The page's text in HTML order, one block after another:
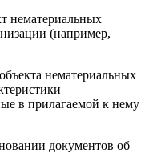
нематериальных
(например,
нематериальных
в прилагаемой к нему
документов об